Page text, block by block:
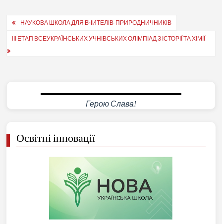
Навігація
записів
НАУКОВА ШКОЛА ДЛЯ ВЧИТЕЛІВ-ПРИРОДНИЧНИКІВ
ІІІ ЕТАП ВСЕУКРАЇНСЬКИХ УЧНІВСЬКИХ ОЛІМПІАД З ІСТОРІЇ ТА ХІМІЇ
Герою Слава!
Освітні інновації